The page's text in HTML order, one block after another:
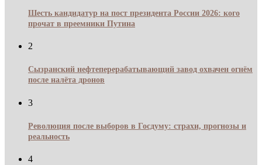
Шесть кандидатур на пост президента России 2026: кого
прочат в преемники Путина
2
Сызранский нефтеперерабатывающий завод охвачен огнём
после налёта дронов
3
Революция после выборов в Госдуму: страхи, прогнозы и
реальность
4